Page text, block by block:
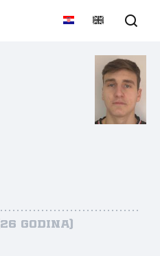
(26 godina)